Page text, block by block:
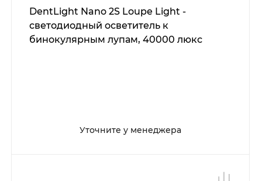
DentLight Nano 2S Loupe Light -
светодиодный осветитель к
бинокулярным лупам, 40000 люкс
Уточните у менеджера